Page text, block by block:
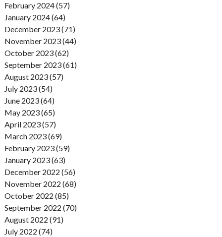
February 2024 (57)
January 2024 (64)
December 2023 (71)
November 2023 (44)
October 2023 (62)
September 2023 (61)
August 2023 (57)
July 2023 (54)
June 2023 (64)
May 2023 (65)
April 2023 (57)
March 2023 (69)
February 2023 (59)
January 2023 (63)
December 2022 (56)
November 2022 (68)
October 2022 (85)
September 2022 (70)
August 2022 (91)
July 2022 (74)